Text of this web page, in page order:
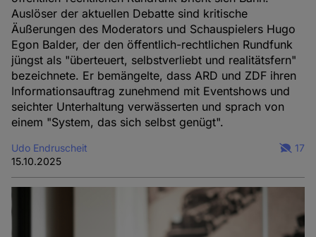
Auslöser der aktuellen Debatte sind kritische
Äußerungen des Moderators und Schauspielers Hugo
Egon Balder, der den öffentlich-rechtlichen Rundfunk
jüngst als "überteuert, selbstverliebt und realitätsfern"
bezeichnete. Er bemängelte, dass ARD und ZDF ihren
Informationsauftrag zunehmend mit Eventshows und
seichter Unterhaltung verwässerten und sprach von
einem "System, das sich selbst genügt".
Udo Endruscheit
15.10.2025
17